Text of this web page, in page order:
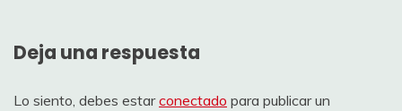
Deja una respuesta
Lo siento, debes estarconectado para publicar un